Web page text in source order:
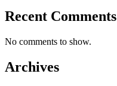
Recent Comments
No comments to show.
Archives